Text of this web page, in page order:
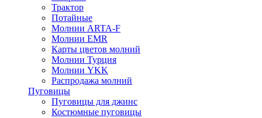
Трактор
Потайные
Молнии ARTA-F
Молнии EMR
Карты цветов молний
Молнии Турция
Молнии YKK
Распродажа молний
Пуговицы
Пуговицы для джинс
Костюмные пуговицы